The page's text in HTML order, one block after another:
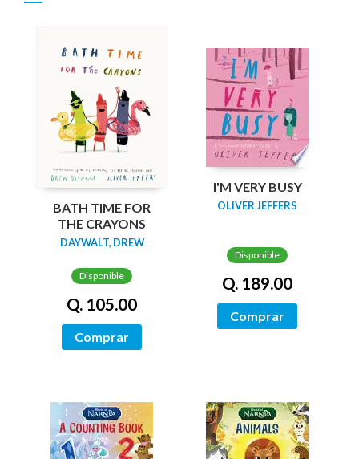
BATH TIME FOR
THE CRAYONS
DAYWALT, DREW
Disponible
Q. 105.00
Comprar
I'M VERY BUSY
OLIVER JEFFERS
Disponible
Q. 189.00
Comprar